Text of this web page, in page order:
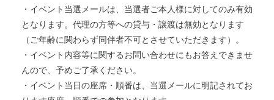
・イベント当選メールは、当選者ご本人様に対してのみ有効
となります。代理の方等への貸与・譲渡は無効となります
（ご年齢に関わらず同伴者不可とさせていただきます）。
・イベント内容等に関するお問い合わせにもお答えできませ
んので、予めご了承ください。
・イベント当日の座席・順番は、当選メールに明記されてお